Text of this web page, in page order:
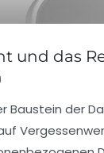
und das
Baustein der